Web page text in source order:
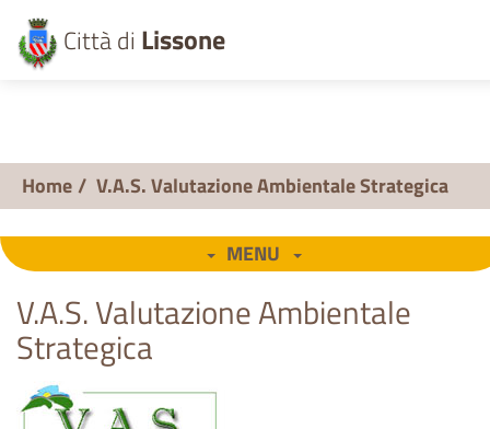
Città di Lissone
Home/ V.A.S. Valutazione Ambientale Strategica
MENU
V.A.S. Valutazione Ambientale
Strategica